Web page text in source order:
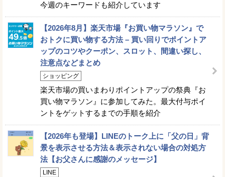
今週のキーワードも紹介しています
【2026年8月】楽天市場『お買い物マラソン』で
おトクに買い物する方法 – 買い回りでポイントア
ップのコツやクーポン、スロット、間違い探し、
注意点などまとめ
ショッピング
楽天市場の買いまわりポイントアップの祭典『お
買い物マラソン』に参加してみた。最大付与ポイ
ントをゲットするまでの手順を紹介
【2026年も登場】LINEのトーク上に「父の日」背
景を表示させる方法＆表示されない場合の対処方
法【お父さんに感謝のメッセージ】
LINE